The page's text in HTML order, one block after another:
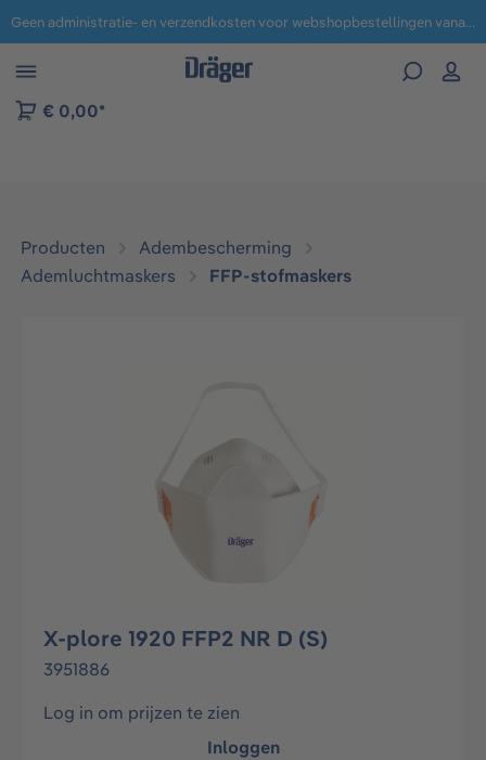
naar navigatie B2B-platform Geen administratie- en verzendkosten voor webshopbestellingen vanaf € 100,-.
€ 0,00*
Producten
Adembescherming
Ademluchtmaskers
FFP-stofmaskers​
X-plore 1920 FFP2 NR D (S)
3951886
Log in om prijzen te zien
Inloggen